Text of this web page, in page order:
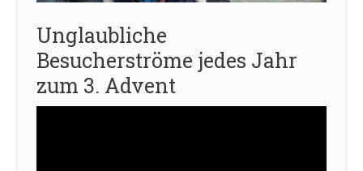
Unglaubliche
Besucherströme jedes Jahr
zum 3. Advent